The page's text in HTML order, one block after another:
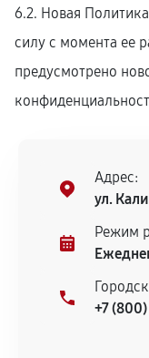
6.2. Новая
силу с момента ее
предусмотрено
Адрес:
ул.
Режим
+7